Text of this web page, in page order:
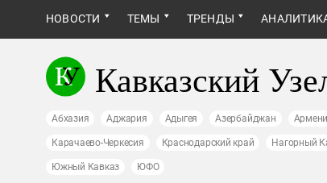
НОВОСТИ ТЕМЫ ТРЕНДЫ
Кавказский
Абхазия Аджария Адыгея Азербайджан
Карачаево-Черкесия Краснодарский край Нагорный
Южный Кавказ ЮФО